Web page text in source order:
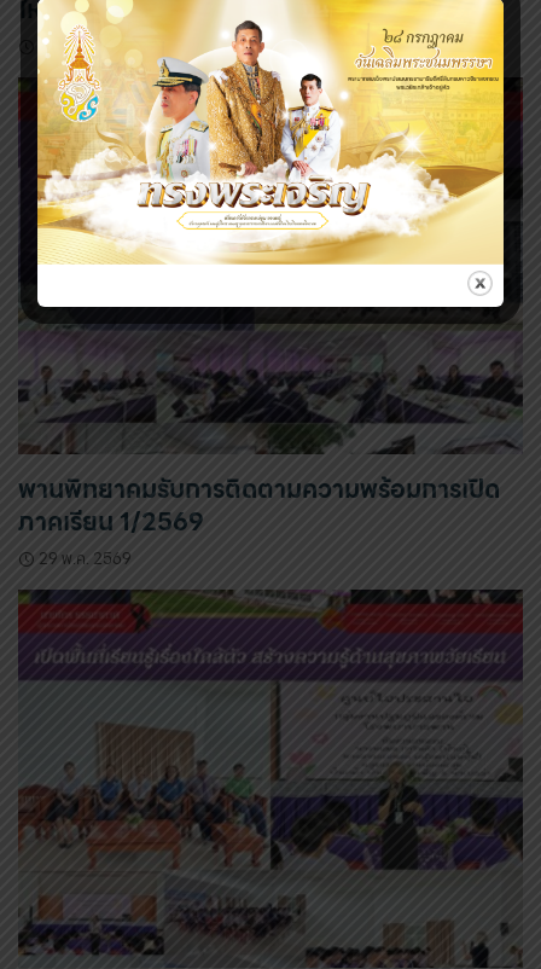
ใหม่
29 พ.ค. 2569
พานพิทยาคมรับการติดตามความพร้อมการเปิด
ภาคเรียน 1/2569
29 พ.ค. 2569